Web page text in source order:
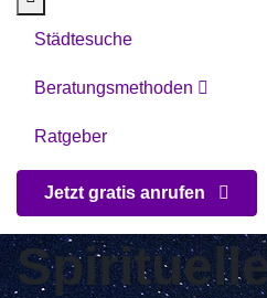
Städtesuche
Beratungsmethoden
Ratgeber
Jetzt gratis anrufen